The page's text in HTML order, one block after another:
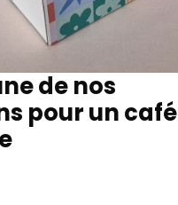
de nos
pour un café